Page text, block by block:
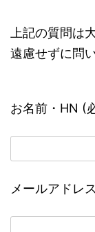
上記の質問は
遠慮せずに問
お名前・HN (
メールアドレ